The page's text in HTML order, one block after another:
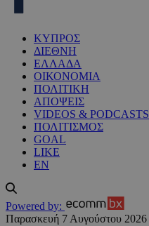
ΚΥΠΡΟΣ
ΔΙΕΘΝΗ
ΕΛΛΑΔΑ
ΟΙΚΟΝΟΜΙΑ
ΠΟΛΙΤΙΚΗ
ΑΠΟΨΕΙΣ
VIDEOS & PODCASTS
ΠΟΛΙΤΙΣΜΟΣ
GOAL
LIKE
EN
Powered by:
Παρασκευή 7 Αυγούστου 2026